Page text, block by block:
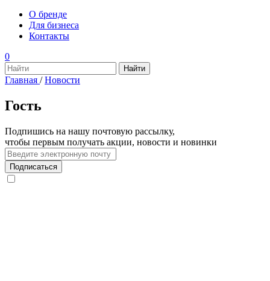
О бренде
Для бизнеса
Контакты
0
Главная / Новости
Гость
Подпишись на нашу почтовую рассылку,
чтобы первым получать акции, новости и новинки
Подписаться